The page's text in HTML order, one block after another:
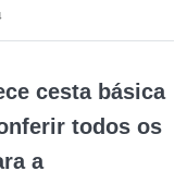
cesta básica
todos os
a